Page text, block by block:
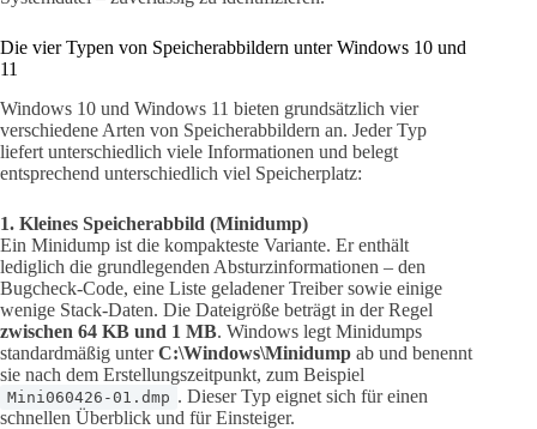
Die vier Typen von Speicherabbildern unter Windows 10 und
11
Windows 10 und Windows 11 bieten grundsätzlich vier
verschiedene Arten von Speicherabbildern an. Jeder Typ
liefert unterschiedlich viele Informationen und belegt
entsprechend unterschiedlich viel Speicherplatz:
1. Kleines Speicherabbild (Minidump)
Ein Minidump ist die kompakteste Variante. Er enthält
lediglich die grundlegenden Absturzinformationen – den
Bugcheck-Code, eine Liste geladener Treiber sowie einige
wenige Stack-Daten. Die Dateigröße beträgt in der Regel
zwischen 64 KB und 1 MB. Windows legt Minidumps
standardmäßig unterC:\Windows\Minidump ab und benennt
sie nach dem Erstellungszeitpunkt, zum Beispiel
Mini060426-01.dmp . Dieser Typ eignet sich für einen
schnellen Überblick und für Einsteiger.